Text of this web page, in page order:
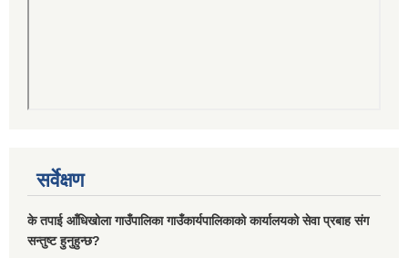
सर्वेक्षण
के तपाई आँधिखोला गाउँपालिका गाउँकार्यपालिकाको कार्यालयको सेवा प्रबाह संग
सन्तुष्ट हुनुहुन्छ?